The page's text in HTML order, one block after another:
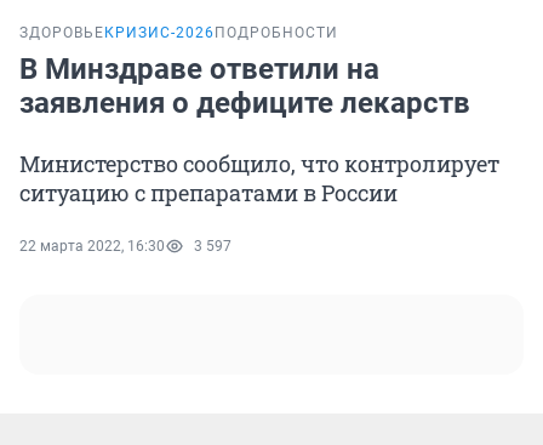
ЗДОРОВЬЕ КРИЗИС-2026 ПОДРОБНОСТИ
В Минздраве ответили на
заявления о дефиците лекарств
Министерство сообщило, что контролирует
ситуацию с препаратами в России
22 марта 2022, 16:30 3 597